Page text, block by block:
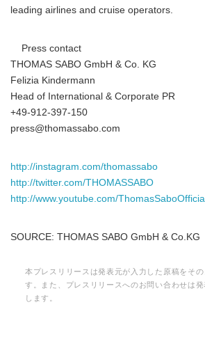
leading airlines and cruise operators.
Press contact
THOMAS SABO GmbH & Co. KG
Felizia Kindermann
Head of International & Corporate PR
+49-912-397-150
press@thomassabo.com
http://instagram.com/thomassabo
http://twitter.com/THOMASSABO
http://www.youtube.com/ThomasSaboOfficial
SOURCE: THOMAS SABO GmbH & Co.KG
本プレスリリースは発表元が入力した原稿をその
す。また、プレスリリースへのお問い合わせは
します。